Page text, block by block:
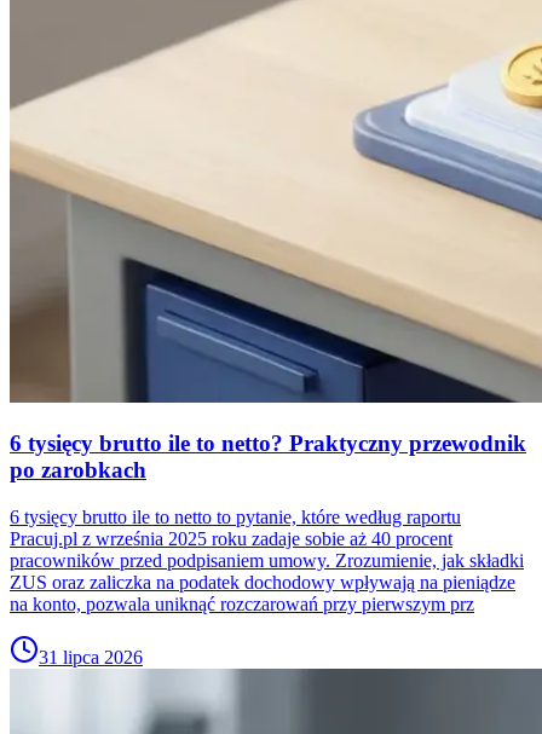
6 tysięcy brutto ile to netto? Praktyczny przewodnik
po zarobkach
6 tysięcy brutto ile to netto to pytanie, które według raportu
Pracuj.pl z września 2025 roku zadaje sobie aż 40 procent
pracowników przed podpisaniem umowy. Zrozumienie, jak składki
ZUS oraz zaliczka na podatek dochodowy wpływają na pieniądze
na konto, pozwala uniknąć rozczarowań przy pierwszym prz
31 lipca 2026